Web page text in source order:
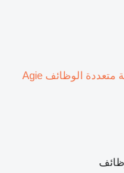
مركز الميكنة متعددة الوظائف Agie